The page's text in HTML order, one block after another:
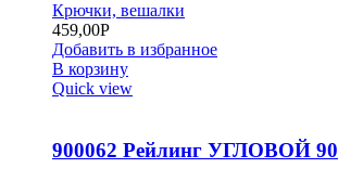
Крючки, вешалки
459,00Р
Добавить в избранное
В корзину
Quick view
900062 Рейлинг УГЛОВОЙ 90